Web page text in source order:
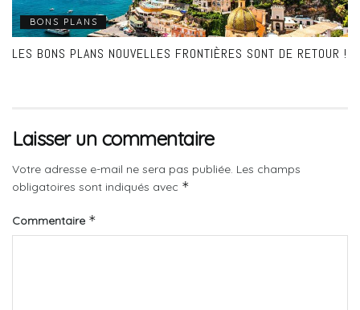
BONS PLANS
LES BONS PLANS NOUVELLES FRONTIÈRES SONT DE RETOUR !
Laisser un commentaire
Votre adresse e-mail ne sera pas publiée. Les champs
obligatoires sont indiqués avec *
Commentaire *